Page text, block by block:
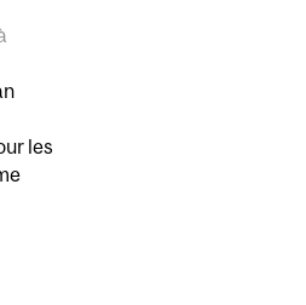
POUR NOTRE CORPS
les